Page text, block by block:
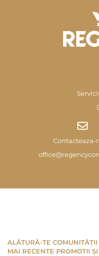
Contacteaza-
ALĂTURĂ-TE
MAI RECENTE PROMOTII